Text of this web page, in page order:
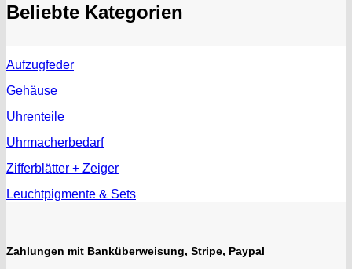
Beliebte Kategorien
Aufzugfeder
Gehäuse
Uhrenteile
Uhrmacherbedarf
Zifferblätter + Zeiger
Leuchtpigmente & Sets
Zahlungen mit Banküberweisung, Stripe, Paypal